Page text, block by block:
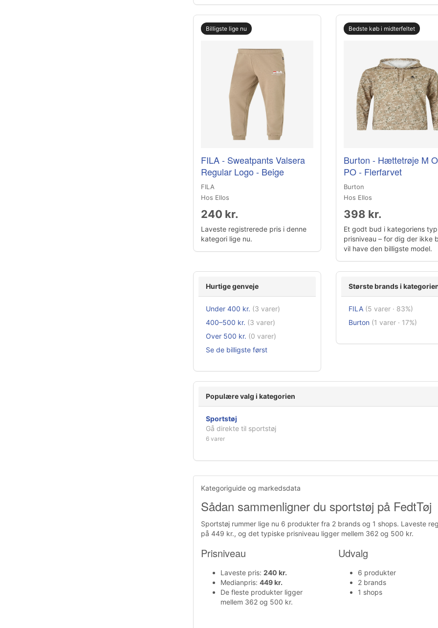
Billigste lige nu
FILA - Sweatpants Valsera
Regular Logo - Beige
FILA
Hos Ellos
240 kr.
Laveste registrerede pris i denne
kategori lige nu.
Bedste køb i midterfeltet
Burton - Hættetrøje M
PO - Flerfarvet
Burton
Hos Ellos
398 kr.
Et godt bud i kategoriens
prisniveau – for dig der ikke
vil have den billigste model.
Hurtige genveje
Under 400 kr. (3 varer)
400–500 kr. (3 varer)
Over 500 kr. (0 varer)
Se de billigste først
Største brands i
FILA (5 varer · 83%)
Burton (1 varer · 17%)
Populære valg i kategorien
Sportstøj
Gå direkte til sportstøj
6 varer
Kategoriguide og markedsdata
Sådan sammenligner du sportstøj på FedtTøj
Sportstøj rummer lige nu 6 produkter fra 2 brands og 1 shops. Laveste
på 449 kr., og det typiske prisniveau ligger mellem 362 og 500 kr.
Prisniveau
Laveste pris: 240 kr.
Medianpris: 449 kr.
De fleste produkter ligger
mellem 362 og 500 kr.
Udvalg
6 produkter
2 brands
1 shops